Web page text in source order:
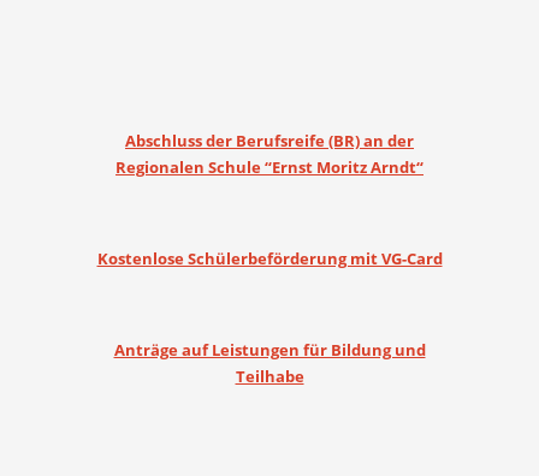
Abschluss der Berufsreife (BR) an der
Regionalen Schule “Ernst Moritz Arndt“
Kostenlose Schülerbeförderung mit VG-Card
Anträge auf Leistungen für Bildung und
Teilhabe